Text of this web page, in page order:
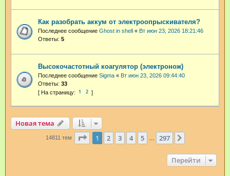
Как разобрать аккум от электроопрыскивателя?
Последнее сообщение Ghost in shell « Вт июн 23, 2026 18:21:46
Ответы: 5
Высокочастотный коагулятор (электронож)
Последнее сообщение Sigma « Вт июн 23, 2026 09:44:40
Ответы: 33
1 2
Новая тема
14811 тем Страница из 297
1 2 3 4 5 … 297
Перейти